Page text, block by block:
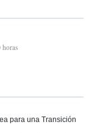
para una Transición